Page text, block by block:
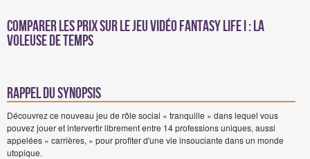
Comparer les prix sur Le jeu vidéo Fantasy Life i : La
voleuse de temps
Rappel du synopsis
Découvrez ce nouveau jeu de rôle social « tranquille » dans lequel vous
pouvez jouer et intervertir librement entre 14 professions uniques, aussi
appelées « carrières, » pour profiter d'une vie insouciante dans un monde
utopique.